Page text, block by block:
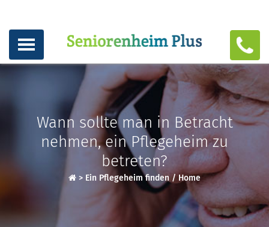
Wann sollte man in Betracht
nehmen, ein Pflegeheim zu
betreten?
> Ein Pflegeheim finden / Home